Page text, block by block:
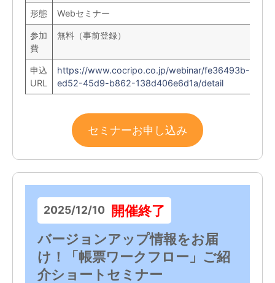
形態 Webセミナー
参加
費
無料（事前登録）
申込
URL
https://www.cocripo.co.jp/webinar/fe36493b-
ed52-45d9-b862-138d406e6d1a/detail
セミナーお申し込み
2025/12/10 開催終了
バージョンアップ情報をお届
け！「帳票ワークフロー」ご紹
介ショートセミナー